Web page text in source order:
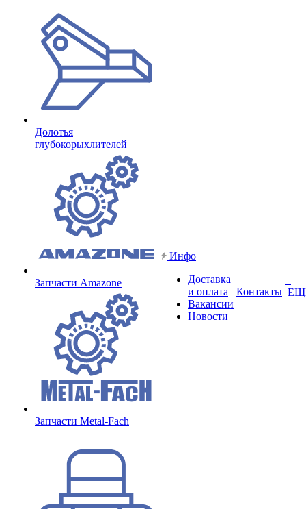
Долотья
глубокорыхлителей
Запчасти Amazone
Запчасти Metal-Fach
Инфо
Доставка
и оплата
Вакансии
Новости
Контакты
+